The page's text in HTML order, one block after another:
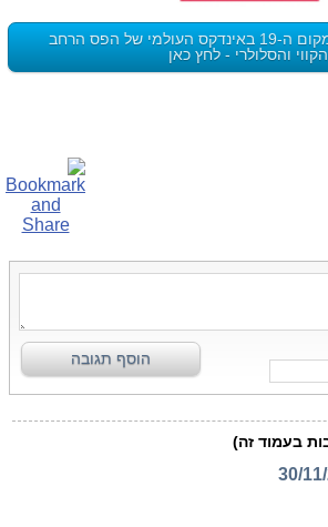
ישראל הידרדרה למקום ה-19 באינדקס העולמי של הפס הרחב
הקווי והסלולרי - לחץ כאן